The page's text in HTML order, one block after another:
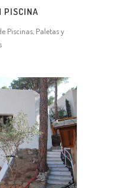
PISCINA
Piscinas, Paletas y